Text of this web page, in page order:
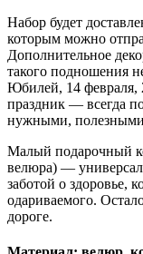
Набор будет
которым можно
Дополнительное
такого подношения
Юбилей, 14 февраля,
праздник — всегда
нужными,
Малый подарочный
велюра) —
заботой о здоровье,
одариваемого.
дороге.